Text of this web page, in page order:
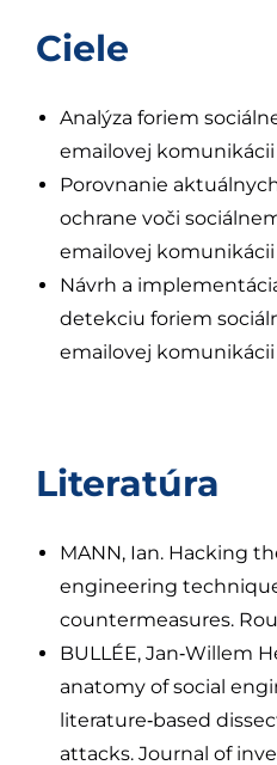
Ciele
Analýza foriem
emailovej komunikácii
Porovnanie
ochrane voči
emailovej komunikácii
Návrh a
detekciu foriem
emailovej komunikácii
Literatúra
MANN, Ian. Hacking
engineering
countermeasures.
BULLÉE, Jan‐Willem
anatomy of social
literature‐based
attacks. Journal of